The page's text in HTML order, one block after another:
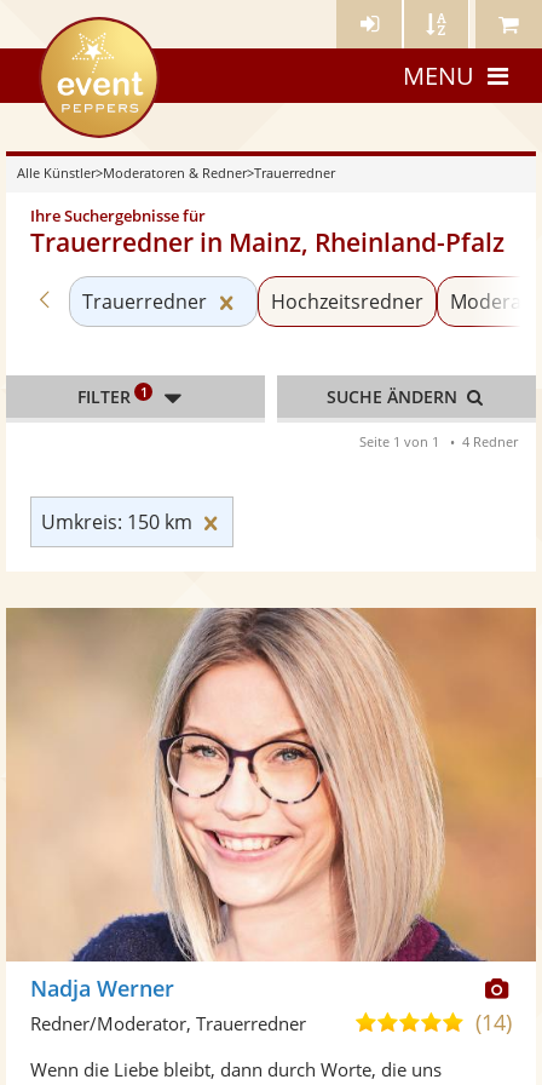
Künstler- Künstler Meine
eventpeppers
MENU
Alle Künstler>Moderatoren & Redner>Trauerredner
Ihre Suchergebnisse für
Trauerredner in Mainz, Rheinland-Pfalz
Zurück zu «Moderatoren & Redner»
Trauerredner Kategorie «Trauerredner»
Hochzeitsredner
Umkreis: 150 km
FILTER 1 SUCHE ÄNDERN
Seite 1 von 1 4 Redner
Nadja Werner
5,0(14)
Redner/Moderator, Trauerredner
Wenn die Liebe bleibt, dann durch Worte, die uns